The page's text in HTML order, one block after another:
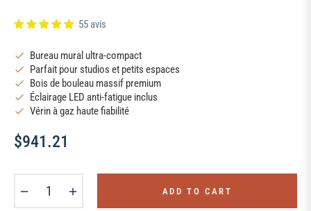
55 avis
Bureau mural ultra-compact
Parfait pour studios et petits espaces
Bois de bouleau massif premium
Éclairage LED anti-fatigue inclus
Vérin à gaz haute fiabilité
Regular
$941.21
ADD TO CART